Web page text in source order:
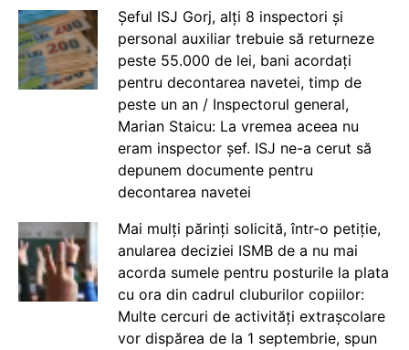
Șeful ISJ Gorj, alți 8 inspectori și
personal auxiliar trebuie să returneze
peste 55.000 de lei, bani acordați
pentru decontarea navetei, timp de
peste un an / Inspectorul general,
Marian Staicu: La vremea aceea nu
eram inspector șef. ISJ ne-a cerut să
depunem documente pentru
decontarea navetei
Mai mulți părinți solicită, într-o petiție,
anularea deciziei ISMB de a nu mai
acorda sumele pentru posturile la plata
cu ora din cadrul cluburilor copiilor:
Multe cercuri de activități extrașcolare
vor dispărea de la 1 septembrie, spun